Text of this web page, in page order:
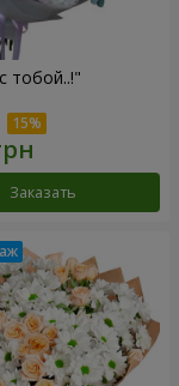
тобой..!"
Заказать